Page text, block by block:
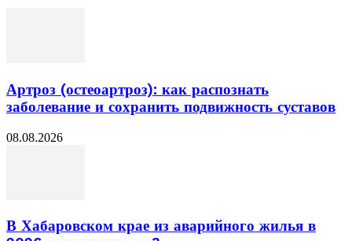
Артроз (остеоартроз): как распознать
заболевание и сохранить подвижность суставов
08.08.2026
В Хабаровском крае из аварийного жилья в